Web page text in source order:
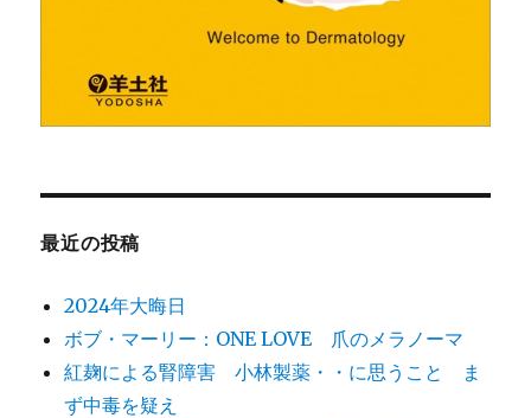
最近の投稿
2024年大晦日
ボブ・マーリー：ONE LOVE 爪のメラノーマ
紅麹による腎障害 小林製薬・・に思うこと ま
ず中毒を疑え